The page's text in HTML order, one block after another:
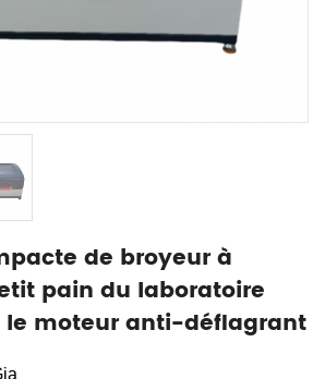
de broyeur à
pain du laboratoire
le moteur anti-déflagrant